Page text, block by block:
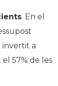
. En el
invertit a
el 57% de les